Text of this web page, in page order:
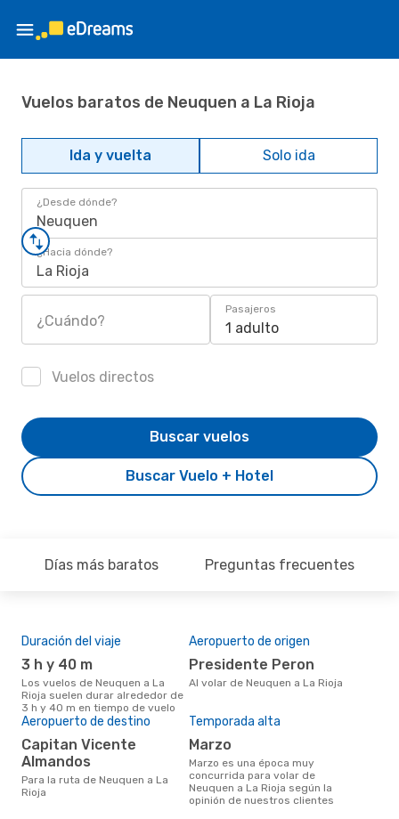
Vuelos baratos de Neuquen a La Rioja
Ida y vuelta Solo ida
¿Desde dónde?
Neuquen
¿Hacia dónde?
La Rioja
¿Cuándo?
Pasajeros
1 adulto
Vuelos directos
Buscar Vuelo + Hotel
Buscar vuelos
Días más baratos Preguntas frecuentes
Duración del viaje
3 h y 40 m
Los vuelos de Neuquen a La
Rioja suelen durar alrededor de
3 h y 40 m en tiempo de vuelo
Aeropuerto de origen
Presidente Peron
Al volar de Neuquen a La Rioja
Aeropuerto de destino
Capitan Vicente
Almandos
Para la ruta de Neuquen a La
Rioja
Temporada alta
marzo
marzo es una época muy
concurrida para volar de
Neuquen a La Rioja según la
opinión de nuestros clientes